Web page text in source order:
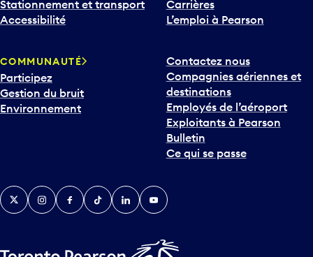
Stationnement et transport
Accessibilité
Carrières
L’emploi à Pearson
COMMUNAUTÉ
Participez
Gestion du bruit
Environnement
Contactez nous
Compagnies aériennes et
destinations
Employés de l’aéroport
Exploitants à Pearson
Bulletin
Ce qui se passe
TwitterInstagramFacebook
TikTokLinkedInYouTube